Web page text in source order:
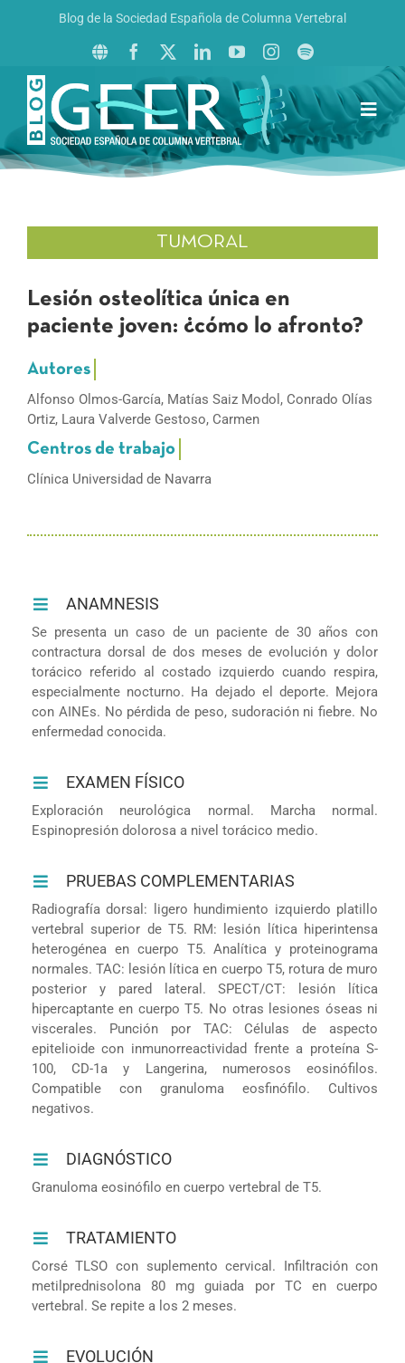
Blog de la Sociedad Española de Columna Vertebral
Inicio
Revista La Columna al Día
TUMORAL
Lesión osteolítica única en
paciente joven: ¿cómo lo afronto?
Alfonso Olmos-García, Matías Saiz Modol, Conrado Olías
Ortiz, Laura Valverde Gestoso, Carmen
Clínica Universidad de Navarra
ANAMNESIS
Se presenta un caso de un paciente de 30 años con
contractura dorsal de dos meses de evolución y dolor
torácico referido al costado izquierdo cuando respira,
especialmente nocturno. Ha dejado el deporte. Mejora
con AINEs. No pérdida de peso, sudoración ni fiebre. No
enfermedad conocida.
EXAMEN FÍSICO
Exploración neurológica normal. Marcha normal.
Espinopresión dolorosa a nivel torácico medio.
PRUEBAS COMPLEMENTARIAS
Radiografía dorsal: ligero hundimiento izquierdo platillo
vertebral superior de T5. RM: lesión lítica hiperintensa
heterogénea en cuerpo T5. Analítica y proteinograma
normales. TAC: lesión lítica en cuerpo T5, rotura de muro
posterior y pared lateral. SPECT/CT: lesión lítica
hipercaptante en cuerpo T5. No otras lesiones óseas ni
viscerales. Punción por TAC: Células de aspecto
epitelioide con inmunorreactividad frente a proteína S-
100, CD-1a y Langerina, numerosos eosinófilos.
Compatible con granuloma eosfinófilo. Cultivos
negativos.
DIAGNÓSTICO
Granuloma eosinófilo en cuerpo vertebral de T5.
TRATAMIENTO
Corsé TLSO con suplemento cervical. Infiltración con
metilprednisolona 80 mg guiada por TC en cuerpo
vertebral. Se repite a los 2 meses.
EVOLUCIÓN